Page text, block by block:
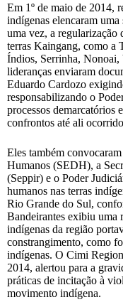
Em 1º de maio de 2014,
indígenas elencaram
uma vez, a
terras Kaingang, como a
Índios, Serrinha, Nonoai,
lideranças enviaram
Eduardo Cardozo
responsabilizando o
processos demarcatórios
confrontos até ali
Eles também
Humanos (SEDH), a
(Seppir) e o Poder
humanos nas terras
Rio Grande do Sul,
Bandeirantes exibiu uma
indígenas da região
constrangimento, como
indígenas. O Cimi
2014, alertou para a
práticas de incitação à
movimento indígena.